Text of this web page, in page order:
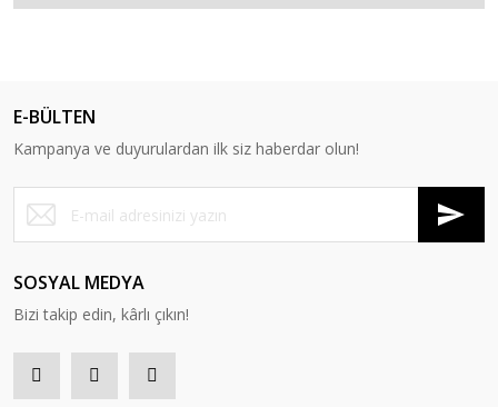
E-BÜLTEN
Kampanya ve duyurulardan ilk siz haberdar olun!
SOSYAL MEDYA
Bizi takip edin, kârlı çıkın!